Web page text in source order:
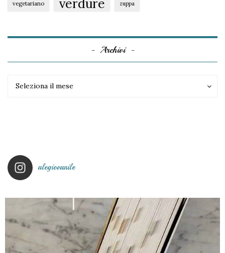
vegetariano verdure zuppa
Archivi
Seleziona il mese
alegiovanile